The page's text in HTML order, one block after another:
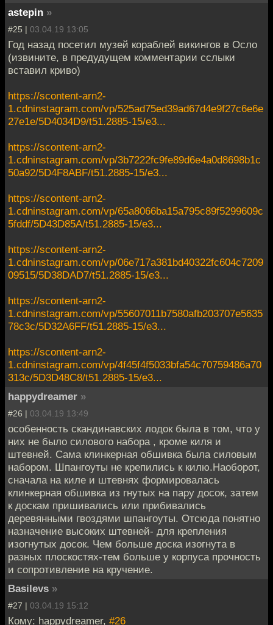
astepin »
#25 | 03.04.19 13:05
Год назад посетил музей кораблей викингов в Осло
(извините, в предудущем комментарии сслыки
вставил криво)
https://scontent-arn2-
1.cdninstagram.com/vp/525ad75ed39ad67d4e9f27c6e6e
27e1e/5D4034D9/t51.2885-15/e3...
https://scontent-arn2-
1.cdninstagram.com/vp/3b7222fc9fe89d6e4a0d8698b1c
50a92/5D4F8ABF/t51.2885-15/e3...
https://scontent-arn2-
1.cdninstagram.com/vp/65a8066ba15a795c89f5299609c
5fddf/5D43D85A/t51.2885-15/e3...
https://scontent-arn2-
1.cdninstagram.com/vp/06e717a381bd40322fc604c7209
09515/5D38DAD7/t51.2885-15/e3...
https://scontent-arn2-
1.cdninstagram.com/vp/55607011b7580afb203707e5635
78c3c/5D32A6FF/t51.2885-15/e3...
https://scontent-arn2-
1.cdninstagram.com/vp/4f45f4f5033bfa54c70759486a70
313c/5D3D48C8/t51.2885-15/e3...
happydreamer »
#26 | 03.04.19 13:49
особенность скандинавских лодок была в том, что у
них не было силового набора , кроме киля и
штевней. Сама клинкерная обшивка была силовым
набором. Шпангоуты не крепились к килю.Наоборот,
сначала на киле и штевнях формировалась
клинкерная обшивка из гнутых на пару досок, затем
к доскам пришивались или прибивались
деревянными гвоздями шпангоуты. Отсюда понятно
назначение высоких штевней- для крепления
изогнутых досок. Чем больше доска изогнута в
разных плоскостях-тем больше у корпуса прочность
и сопротивление на кручение.
Basilevs »
#27 | 03.04.19 15:12
Кому: happydreamer, #26